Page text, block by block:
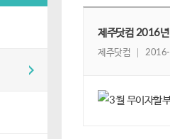
제주닷컴 2016년
제주닷컴